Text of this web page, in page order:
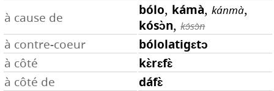
à cause de bólo, kámà,kánmà,
kósɔ̀n,kɔ́sɔ̀n
à contre-coeur bólolatigɛtɔ
à côté kɛ̀rɛfɛ̀
à côté de dáfɛ̀